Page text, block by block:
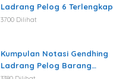
Ladrang Pelog 6 Terlengkap
3700 Dilihat
Kumpulan Notasi Gendhing
Ladrang Pelog Barang